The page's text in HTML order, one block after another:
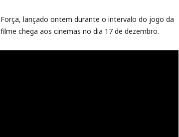
lançado ontem durante o intervalo do jogo da
chega aos cinemas no dia 17 de dezembro.